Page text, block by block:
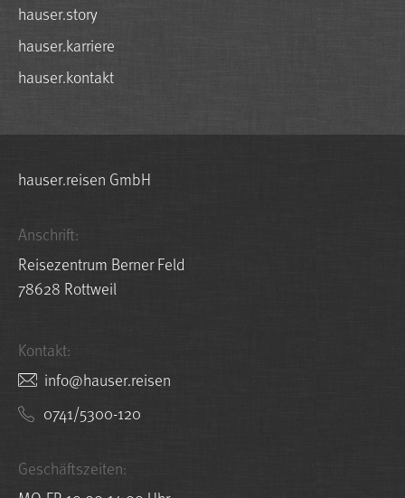
hauser.story
hauser.karriere
hauser.kontakt
hauser.reisen GmbH
Anschrift:
Reisezentrum Berner Feld
78628 Rottweil
Kontakt:
nesier.resuah@ofni
0741/5300-120
Geschäftszeiten: